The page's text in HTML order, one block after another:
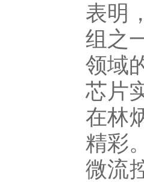
表明
组之
领域
芯片
在林
精彩
微流